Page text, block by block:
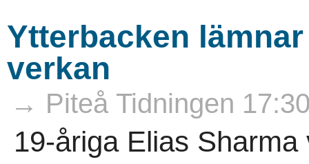
Ytterbacken
verkan
→ Piteå Tidningen
19-åriga Elias